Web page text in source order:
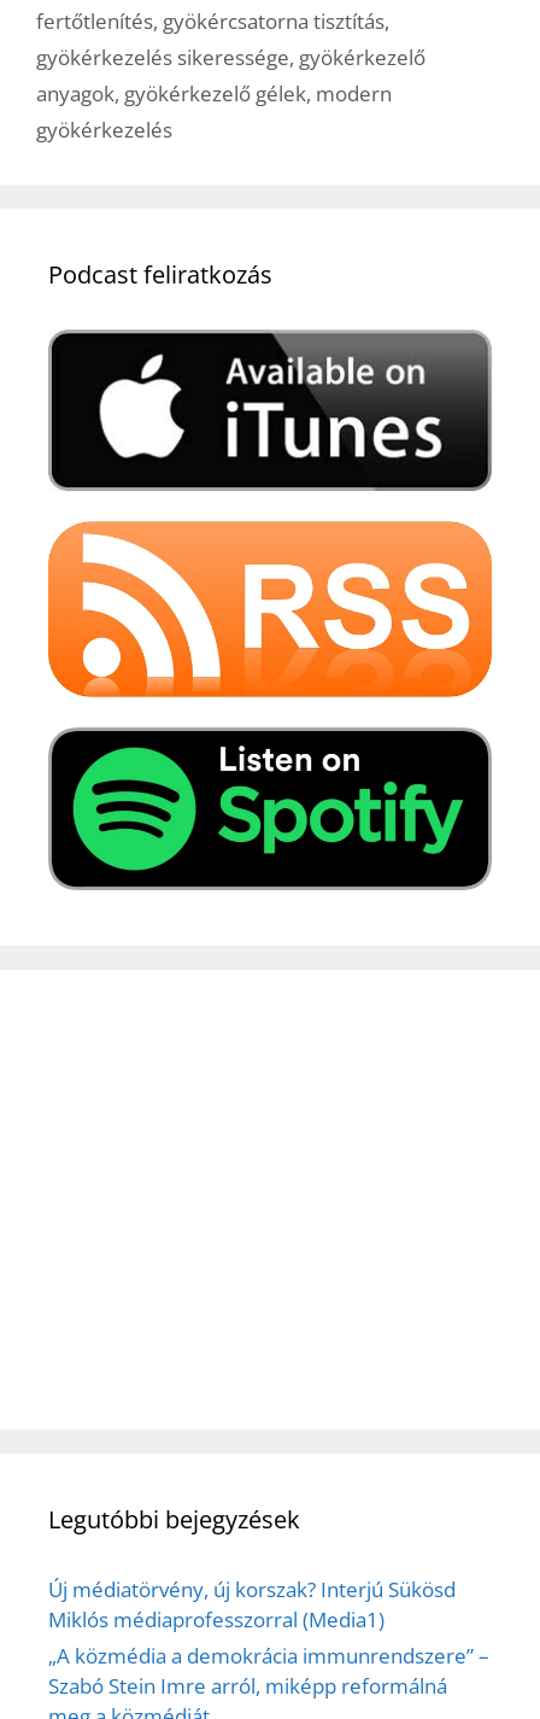
fertőtlenítés, gyökércsatorna tisztítás,
gyökérkezelés sikeressége, gyökérkezelő
anyagok, gyökérkezelő gélek, modern
gyökérkezelés
Podcast feliratkozás
Legutóbbi bejegyzések
Új médiatörvény, új korszak? Interjú Sükösd
Miklós médiaprofesszorral (Media1)
„A közmédia a demokrácia immunrendszere” –
Szabó Stein Imre arról, miképp reformálná